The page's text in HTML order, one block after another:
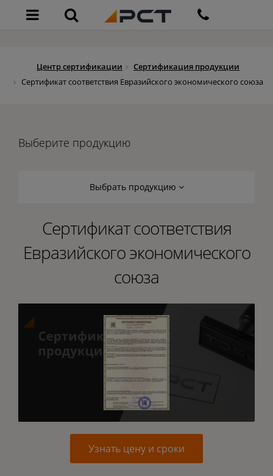
Центр сертификации
Сертификация продукции
Сертификат соответствия Евразийского экономического союза
Выберите продукцию
Выбрать продукцию
Сертификат соответствия
Евразийского экономического
союза
Узнать цену и сроки